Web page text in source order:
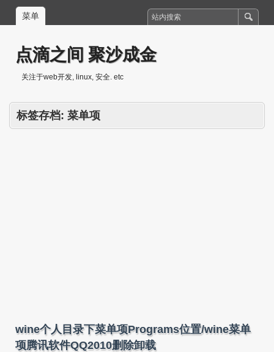
菜单
点滴之间 聚沙成金
关注于web开发, linux, 安全. etc
标签存档: 菜单项
wine个人目录下菜单项Programs位置/wine菜单
项腾讯软件QQ2010删除卸载